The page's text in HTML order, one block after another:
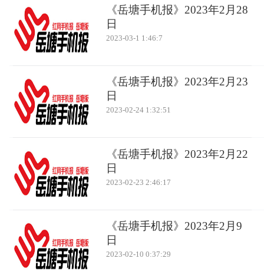
《岳塘手机报》2023年2月28
日
2023-03-1 1:46:7
《岳塘手机报》2023年2月23
日
2023-02-24 1:32:51
《岳塘手机报》2023年2月22
日
2023-02-23 2:46:17
《岳塘手机报》2023年2月9
日
2023-02-10 0:37:29